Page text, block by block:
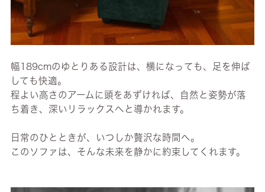
幅189cmのゆとりある設計は、横になっても、足を伸ば
しても快適。
程よい高さのアームに頭をあずければ、自然と姿勢が落
ち着き、深いリラックスへと導かれます。
日常のひとときが、いつしか贅沢な時間へ。
このソファは、そんな未来を静かに約束してくれます。